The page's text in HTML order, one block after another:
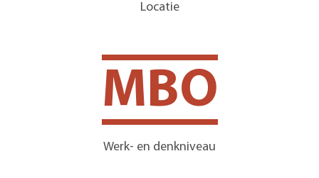
Locatie
MBO
Werk- en denkniveau